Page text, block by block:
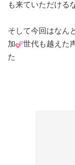
も来ていただける
そして今回はなん
加
世代も越えた
た